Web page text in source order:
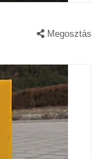
Megosztás